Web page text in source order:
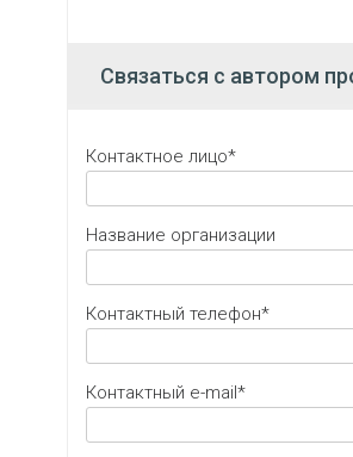
Связаться с автором
Контактное лицо*
Название организации
Контактный телефон*
Контактный e-mail*